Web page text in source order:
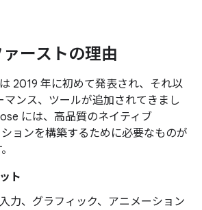
ーストの理由
2019 年に初めて発表され、それ以
ンス、ツールが追加されてきまし
には、高品質のネイティブ
ョンを構築するために必要なものが
ト
力、グラフィック、アニメーション